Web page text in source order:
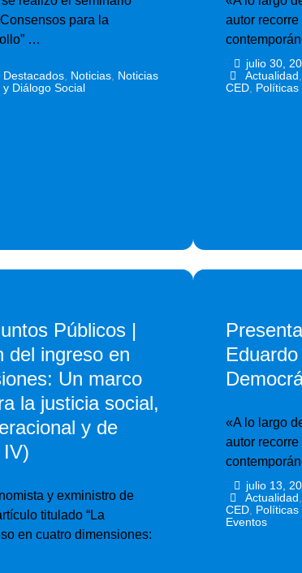
para la
…
Destacados, Noticias, Noticias
Diálogo Social
autor
julio 30,
Actualidad
CED Políticas
Públicos |
del ingreso en
Un marco
la justicia social,
y de
y exministro de
titulado “La
en cuatro dimensiones:
«A lo largo
autor
julio 13,
Actualidad
CED Políticas
Eventos